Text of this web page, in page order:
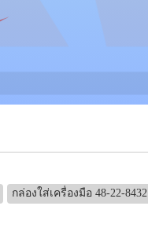
กล่องใส่เครื่องมือ 48-22-8432